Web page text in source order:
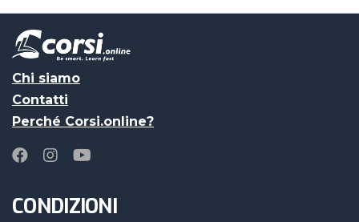
Chi siamo
Contatti
Perché Corsi.online?
CONDIZIONI